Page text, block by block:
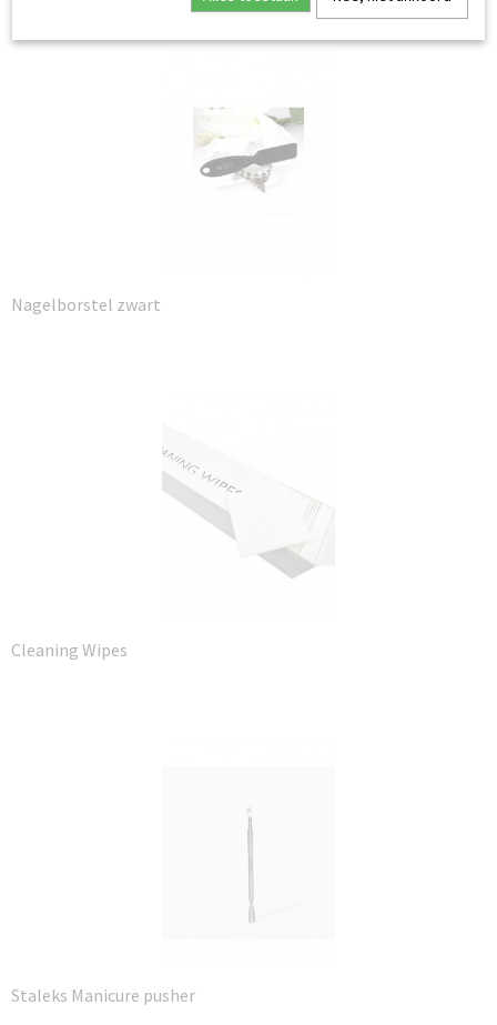
Nagelborstel zwart
Cleaning Wipes
Staleks Manicure pusher